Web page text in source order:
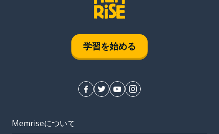
学習を始める
Memriseについて